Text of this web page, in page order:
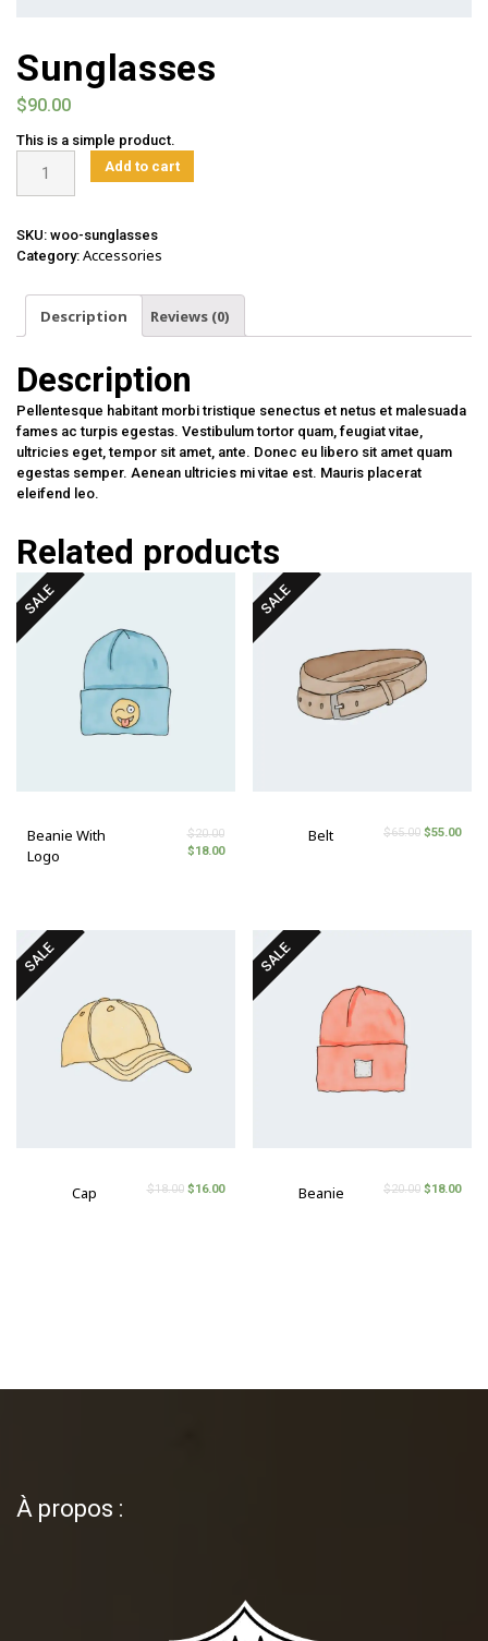
Sunglasses
$90.00
This is a simple product.
quantity
Add to cart
SKU: woo-sunglasses
Category: Accessories
Description Reviews (0)
Description
Pellentesque habitant morbi tristique senectus et netus et malesuada
fames ac turpis egestas. Vestibulum tortor quam, feugiat vitae,
ultricies eget, tempor sit amet, ante. Donec eu libero sit amet quam
egestas semper. Aenean ultricies mi vitae est. Mauris placerat
eleifend leo.
Related products
SALE
Beanie With
Logo
$20.00
$18.00
SALE
Belt $65.00 $55.00
SALE
Cap $18.00 $16.00
SALE
Beanie $20.00 $18.00
À propos :